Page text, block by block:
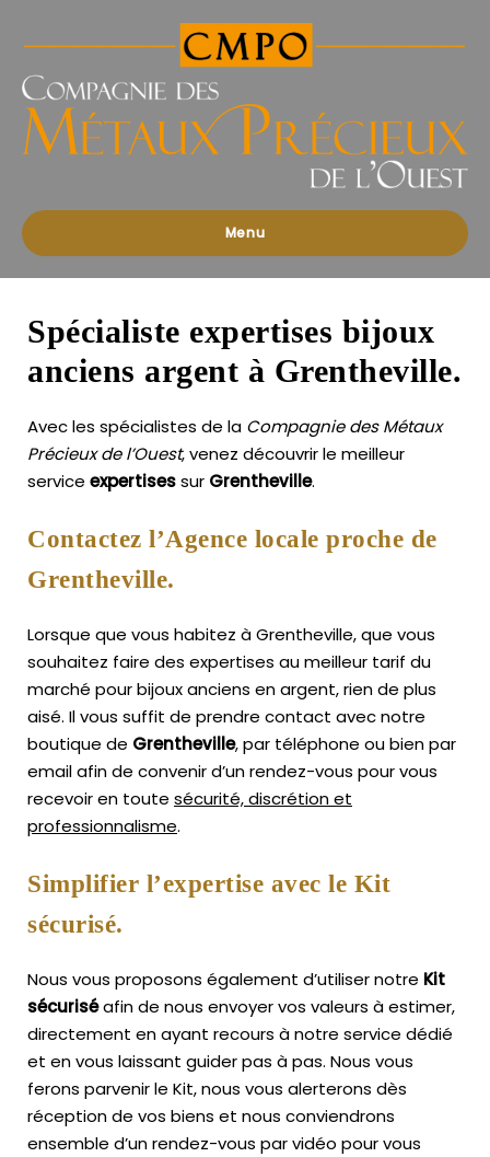
des
Précieux
l'Ouest
Menu
Spécialiste expertises bijoux
anciens argent à Grentheville.
Avec les spécialistes de la Compagnie des Métaux
Précieux de l’Ouest, venez découvrir le meilleur
service expertisessur Grentheville.
Contactez l’Agence locale proche de
Grentheville.
Lorsque que vous habitez à Grentheville, que vous
souhaitez faire des expertises au meilleur tarif du
marché pour bijoux anciens en argent, rien de plus
aisé. Il vous suffit de prendre contact avec notre
boutique de Grentheville, par téléphone ou bien par
email afin de convenir d’un rendez-vous pour vous
recevoir en toute sécurité, discrétion et
professionnalisme.
Simplifier l’expertise avec le Kit
sécurisé.
Nous vous proposons également d’utiliser notre Kit
sécuriséafin de nous envoyer vos valeurs à estimer,
directement en ayant recours à notre service dédié
et en vous laissant guider pas à pas. Nous vous
ferons parvenir le Kit, nous vous alerterons dès
réception de vos biens et nous conviendrons
ensemble d’un rendez-vous par vidéo pour vous